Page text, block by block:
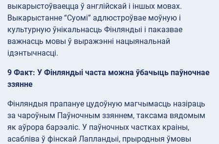
выкарыстоўваецца ў англійскай і іншых мовах.
Выкарыстанне “Суомі” адлюстроўвае моўную і
культурную ўнікальнасць Фінляндыі і паказвае
важнасць мовы ў выражэнні нацыянальнай
ідэнтычнасці.
9 Факт: У Фінляндыі часта можна ўбачыць паўночнае
ззянне
Фінляндыя прапануе цудоўную магчымасць назіраць
за чароўным Паўночным ззяннем, таксама вядомым
як аўрора барэаліс. У паўночных частках краіны,
асабліва ў фінскай Лапландыі, прыродныя ўмовы